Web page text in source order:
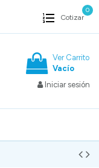
Cotizar
0
Ver Carrito
Vacío
Iniciar sesión